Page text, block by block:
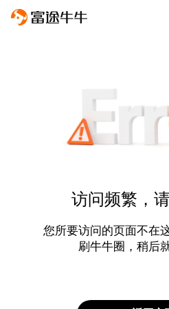
访问频繁，
您所要访问的页面不在
刷牛牛圈，稍后